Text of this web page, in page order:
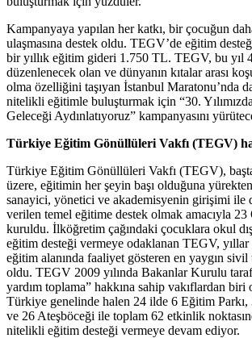
Kampanyaya yapılan her katkı, bir çocuğun
ulaşmasına destek oldu. TEGV’de eğitim
bir yıllık eğitim gideri 1.750 TL. TEGV, bu yıl
düzenlenecek olan ve dünyanın kıtalar arası
olma özelliğini taşıyan İstanbul Maratonu’nda
nitelikli eğitimle buluşturmak için “30. Yılımızda
Geleceği Aydınlatıyoruz” kampanyasını
Türkiye Eğitim Gönüllüleri Vakfı (TEGV)
Türkiye Eğitim Gönüllüleri Vakfı (TEGV),
üzere, eğitimin her şeyin başı olduğuna
sanayici, yönetici ve akademisyenin girişimi ile
verilen temel eğitime destek olmak amacıyla
kuruldu. İlköğretim çağındaki çocuklara okul
eğitim desteği vermeye odaklanan TEGV,
eğitim alanında faaliyet gösteren en yaygın
oldu. TEGV 2009 yılında Bakanlar Kurulu
yardım toplama” hakkına sahip vakıflardan biri
Türkiye genelinde halen 24 ilde 6 Eğitim
ve 26 Ateşböceği ile toplam 62 etkinlik
nitelikli eğitim desteği vermeye devam ediyor.